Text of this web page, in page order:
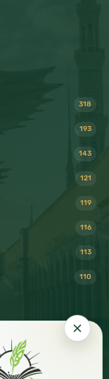
318
193
143
121
119
116
113
110